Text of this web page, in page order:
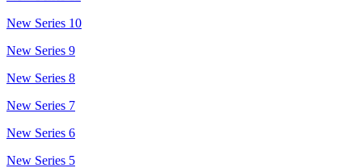
New Series 10
New Series 9
New Series 8
New Series 7
New Series 6
New Series 5